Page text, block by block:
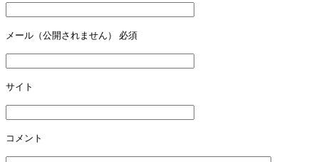
ゲ
ー
シ
ョ
ン
メール（公開されません） 必須
サイト
コメント